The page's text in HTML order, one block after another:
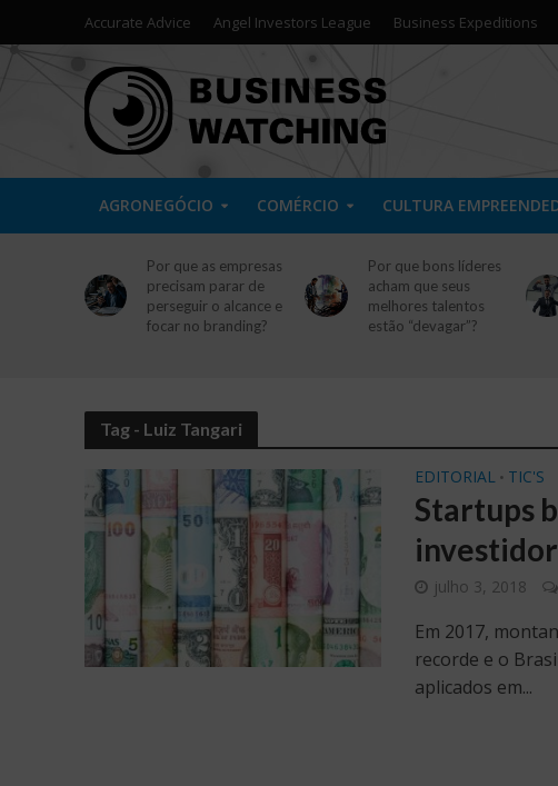
Accurate Advice Angel Investors League Business Expeditions
AGRONEGÓCIO COMÉRCIO CULTURA
Por que as empresas
precisam parar de
perseguir o alcance e
focar no branding?
Por que bons líderes
acham que seus
melhores talentos
estão “devagar”?
Tag - Luiz Tangari
EDITORIAL • TIC'S
Startups
julho 3, 2018
Em 2017,
recorde e o
aplicados em...